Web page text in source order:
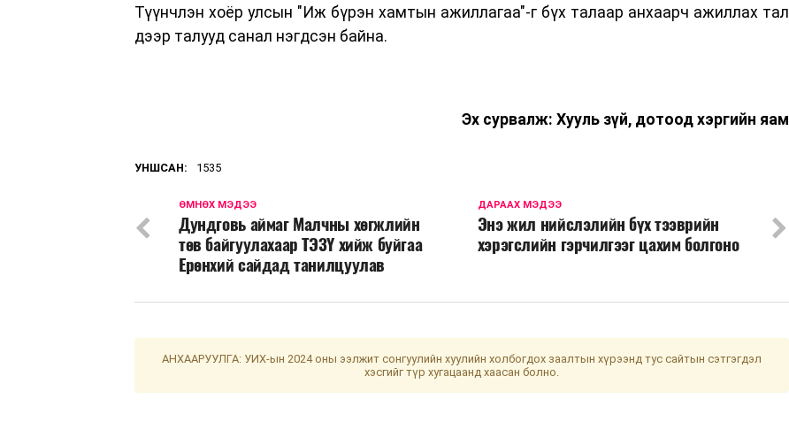
Түүнчлэн хоёр улсын "Иж бүрэн хамтын ажиллагаа"-г бүх талаар анхаарч ажиллах тал
дээр талууд санал нэгдсэн байна.
Эх сурвалж: Хууль зүй, дотоод хэргийн яам
УНШСАН: 1535
ДАРААХ МЭДЭЭ
Энэ жил нийслэлийн бүх тээврийн
хэрэгслийн гэрчилгээг цахим болгоно
ӨМНӨХ МЭДЭЭ
Дундговь аймаг Малчны хөгжлийн
төв байгуулахаар ТЭЗҮ хийж буйгаа
Ерөнхий сайдад танилцуулав
АНХААРУУЛГА: УИХ-ын 2024 оны ээлжит сонгуулийн хуулийн холбогдох заалтын хүрээнд тус сайтын сэтгэгдэл
хэсгийг түр хугацаанд хаасан болно.